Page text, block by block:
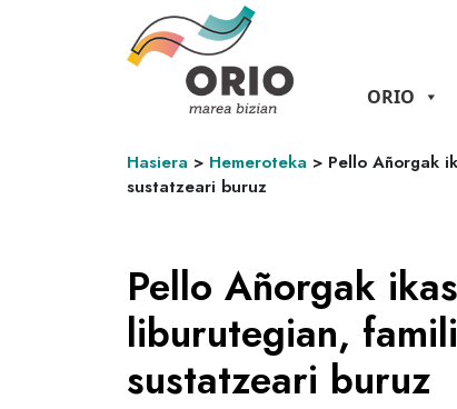
ORIO
Hasiera > Hemeroteka > Pello Añorgak
sustatzeari buruz
Pello Añorgak
liburutegian,
sustatzeari buruz